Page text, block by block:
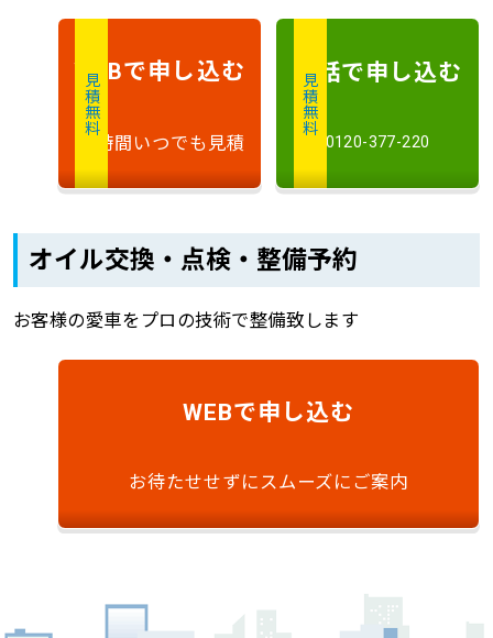
見積無料
WEBで申し込む
24時間いつでも見積
見積無料
電話で申し込む
0120-377-220
オイル交換・点検・整備予約
お客様の愛車をプロの技術で整備致します
WEBで申し込む
お待たせせずにスムーズにご案内